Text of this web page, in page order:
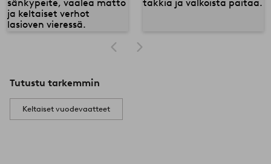
Tutustu tarkemmin
Keltaiset vuodevaatteet